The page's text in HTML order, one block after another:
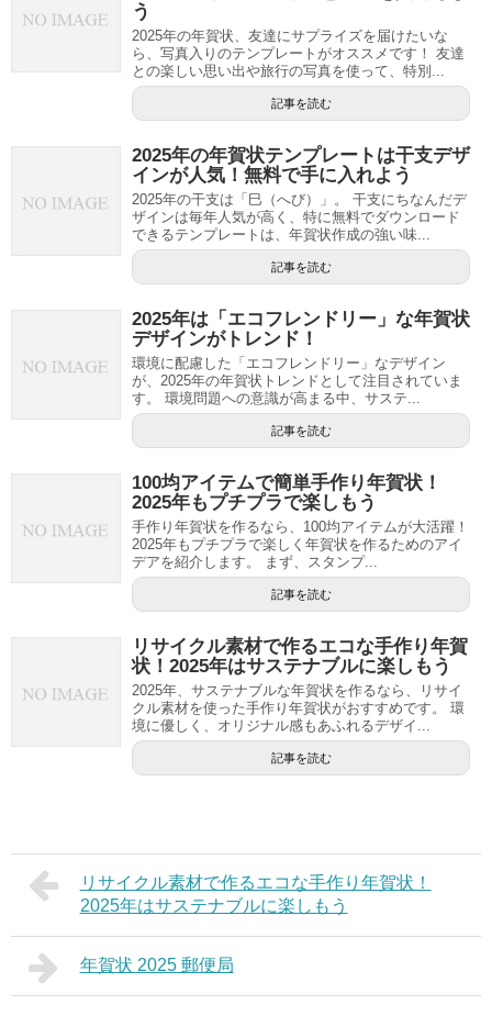
う
2025年の年賀状、友達にサプライズを届けたいな
ら、写真入りのテンプレートがオススメです！ 友達
との楽しい思い出や旅行の写真を使って、特別...
記事を読む
2025年の年賀状テンプレートは干支デザ
インが人気！無料で手に入れよう
2025年の干支は「巳（へび）」。 干支にちなんだデ
ザインは毎年人気が高く、特に無料でダウンロード
できるテンプレートは、年賀状作成の強い味...
記事を読む
2025年は「エコフレンドリー」な年賀状
デザインがトレンド！
環境に配慮した「エコフレンドリー」なデザイン
が、2025年の年賀状トレンドとして注目されていま
す。 環境問題への意識が高まる中、サステ...
記事を読む
100均アイテムで簡単手作り年賀状！
2025年もプチプラで楽しもう
手作り年賀状を作るなら、100均アイテムが大活躍！
2025年もプチプラで楽しく年賀状を作るためのアイ
デアを紹介します。 まず、スタンプ...
記事を読む
リサイクル素材で作るエコな手作り年賀
状！2025年はサステナブルに楽しもう
2025年、サステナブルな年賀状を作るなら、リサイ
クル素材を使った手作り年賀状がおすすめです。 環
境に優しく、オリジナル感もあふれるデザイ...
記事を読む
リサイクル素材で作るエコな手作り年賀状！
2025年はサステナブルに楽しもう
年賀状 2025 郵便局